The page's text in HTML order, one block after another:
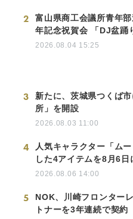
2
富山県商工会議所青年
年記念祝賀会 「DJ盆踊
2026.08.04 15:25
3
新たに、茨城県つくば
所」を開設
2026.08.03 11:00
4
人気キャラクター「ム
した4アイテムを8月6日
2026.08.06 14:00
5
NOK、川崎フロンター
トナーを3年連続で契約